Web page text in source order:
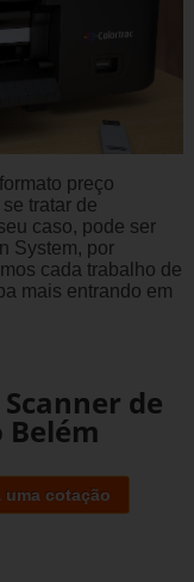
preço
tratar de
caso, pode ser
System, por
cada trabalho de
mais entrando em
de
Belém
uma cotação